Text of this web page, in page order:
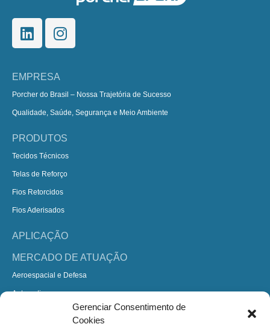
Gerenciar Consentimento de
Cookies
EMPRESA
Porcher do Brasil – Nossa Trajetória de Sucesso
Qualidade, Saúde, Segurança e Meio Ambiente
PRODUTOS
Tecidos Técnicos
Telas de Reforço
Fios Retorcidos
Fios Aderisados
APLICAÇÃO
MERCADO DE ATUAÇÃO
Aeroespacial e Defesa
Automotivo